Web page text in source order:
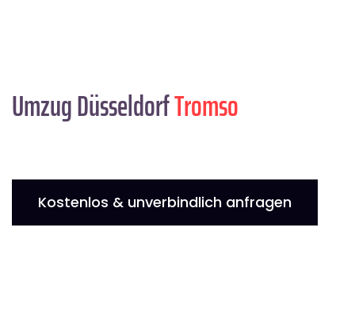
Umzug DüsseldorfTromso
Kostenlos & unverbindlich anfragen